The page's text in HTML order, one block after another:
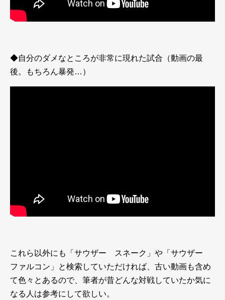
◆自分のダメなところが非常に現れた試合（動画の最
後。もちろん暴発…）
これら以外にも「サウザー スネーク」や「サウザー
ファルコン」と検索していただければ、古い動画も含め
て色々とあるので、筆者が昔どんな対戦していたか気に
なる人は参考にして欲しい。